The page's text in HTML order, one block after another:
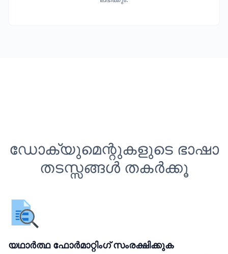
ഡോക്യുമെന്റുകളുടെ ഭാഷാ
തടസ്സങ്ങൾ തകർക്കൂ
യഥാർത്ഥ ഫോർമാറ്റിംഗ് സംരക്ഷിക്കുക